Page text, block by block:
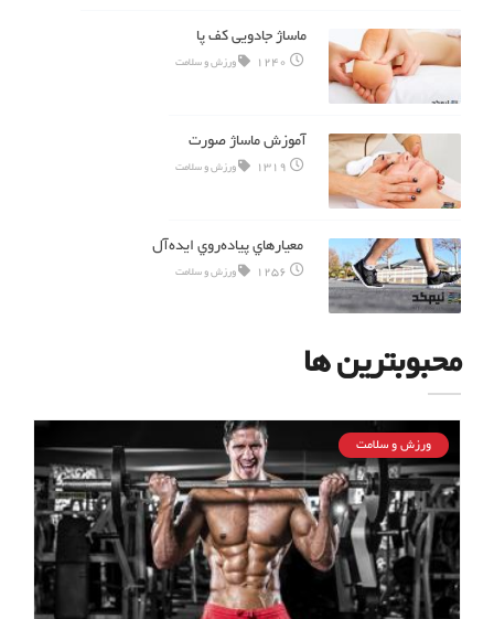
ماساژ جادویی کف پا
1240 ورزش و سلامت
آموزش ماساژ صورت
1319 ورزش و سلامت
معيارهاي پياده‌روي ايده‌آل
1256 ورزش و سلامت
محبوبترین ها
ورزش و سلامت